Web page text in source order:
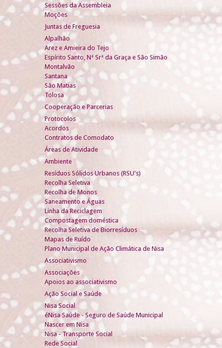
Sessões da Assembleia
Moções
Juntas de Freguesia
Alpalhão
Arez e Amieira do Tejo
Espírito Santo, Nª Srª da Graça e São Simão
Montalvão
Santana
São Matias
Tolosa
Cooperação e Parcerias
Protocolos
Acordos
Contratos de Comodato
Áreas de Atividade
Ambiente
Resíduos Sólidos Urbanos (RSU's)
Recolha Seletiva
Recolha de Monos
Saneamento e Águas
Linha da Reciclagem
Compostagem doméstica
Recolha Seletiva de Biorresíduos
Mapas de Ruído
Plano Municipal de Ação Climática de Nisa
Associativismo
Associações
Apoios ao associativismo
Ação Social e Saúde
Nisa Social
éNisa Saúde - Seguro de Saúde Municipal
Nascer em Nisa
Nisa - Transporte Social
Rede Social